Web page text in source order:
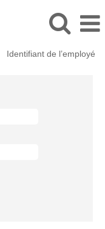
Identifiant de l’employé